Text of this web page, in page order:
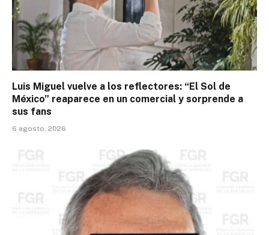
Luis Miguel vuelve a los reflectores: “El Sol de
México” reaparece en un comercial y sorprende a
sus fans
6 agosto, 2026